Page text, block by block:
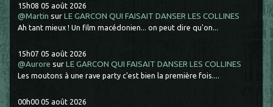
15h08 05 août 2026
@Martin surLE GARCON QUI FAISAIT DANSER LES COLLINES
Ah tant mieux ! Un film macédonien... on peut dire qu'on...
15h07 05 août 2026
@Aurore surLE GARCON QUI FAISAIT DANSER LES COLLINES
Les moutons à une rave party c'est bien la première fois....
00h00 05 août 2026